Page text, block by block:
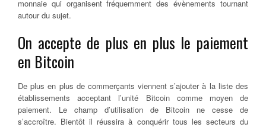
monnaie qui organisent fréquemment des évènements tournant
autour du sujet.
On accepte de plus en plus le paiement
en Bitcoin
De plus en plus de commerçants viennent s’ajouter à la liste des
établissements acceptant l’unité Bitcoin comme moyen de
paiement. Le champ d’utilisation de Bitcoin ne cesse de
s’accroître. Bientôt il réussira à conquérir tous les secteurs du